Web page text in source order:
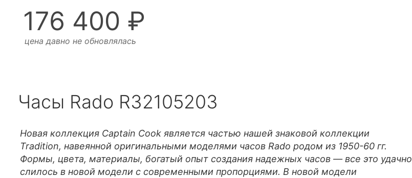
176 400 ₽
цена давно не обновлялась
Часы Rado R32105203
Новая коллекция Captain Cook является частью нашей знаковой коллекции
Tradition, навеянной оригинальными моделями часов Rado родом из 1950-60 гг.
Формы, цвета, материалы, богатый опыт создания надежных часов — все это удачно
слилось в новой модели с современными пропорциями. В новой модели